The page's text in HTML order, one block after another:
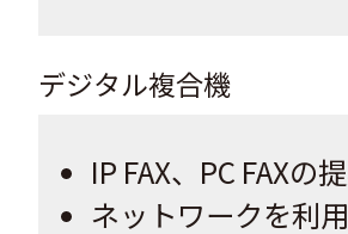
デジタル複合機
IP FAX、PC FAXの
ネットワークを利